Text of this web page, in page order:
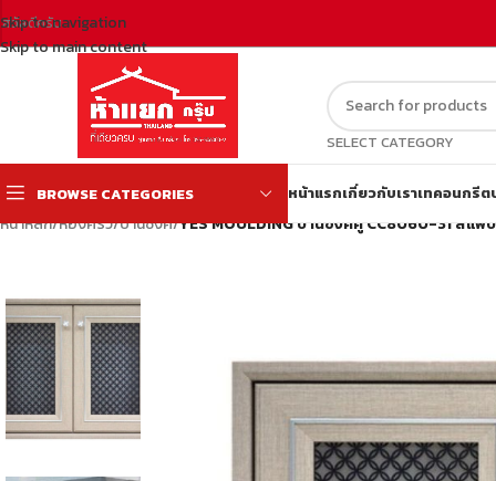
Skip to navigation
Skip to main content
สวัสดีครับ
SELECT CATEGORY
BROWSE CATEGORIES หน้าแรกเกี่ยวกับเราเทคอนกรีต
หน้าหลัก/ห้องครัว/บานซิงค์/YES MOULDING บานซิงค์คู่ CC8060-31 สีแฟ